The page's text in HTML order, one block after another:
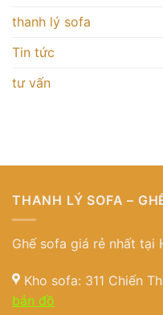
thanh lý sofa
Tin tức
tư vấn
THANH LÝ SOFA –
Ghế sofa giá rẻ nhất tại
Kho sofa: 311 Chiến
bản đồ